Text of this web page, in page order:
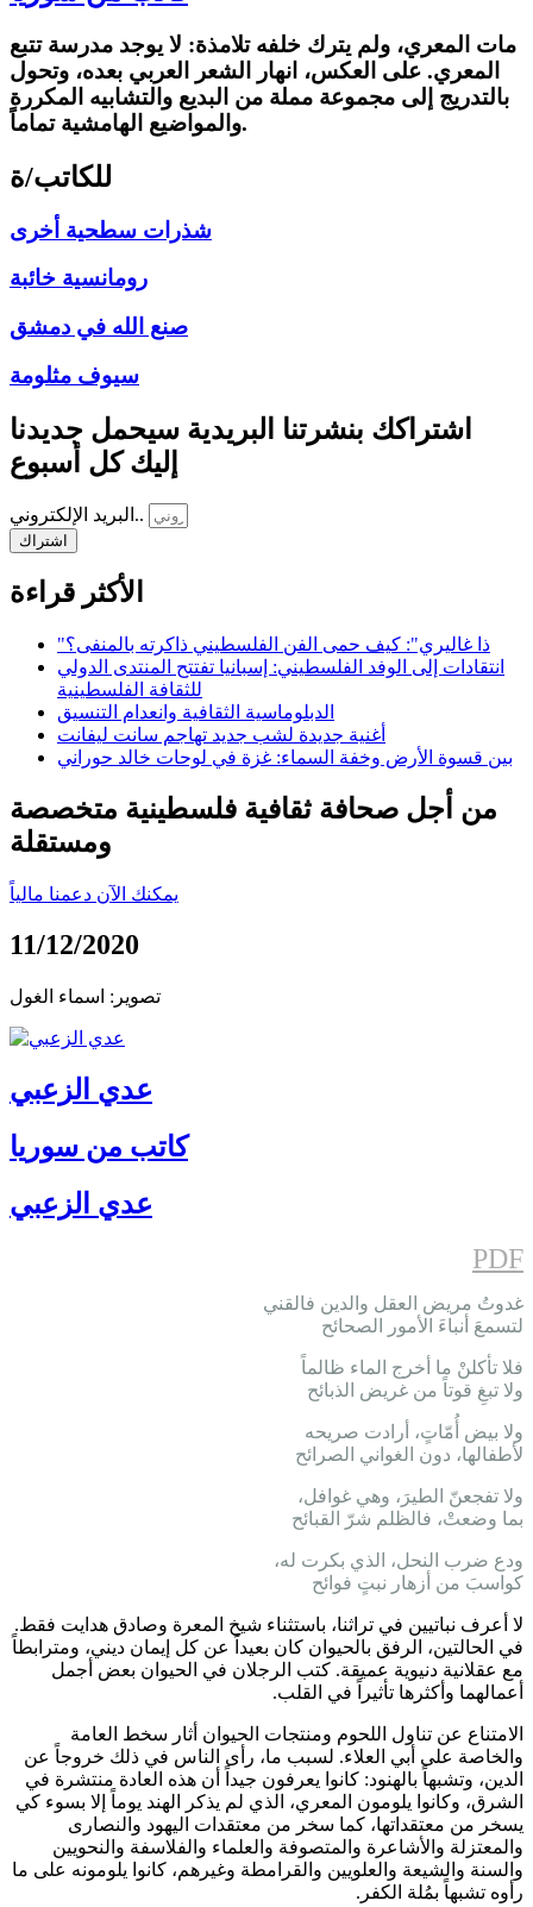
مات المعري، ولم يترك خلفه تلامذة: لا يوجد مدرسة تتبع
المعري. على العكس، انهار الشعر العربي بعده، وتحول
بالتدريج إلى مجموعة مملة من البديع والتشابيه المكررة
والمواضيع الهامشية تماماً.
للكاتب/ة
شذرات سطحية أخرى
رومانسية خائبة
صنع الله في دمشق
سيوف مثلومة
اشتراكك بنشرتنا البريدية سيحمل جديدنا
إليك كل أسبوع
البريد الإلكتروني..
اشتراك
الأكثر قراءة
"ذا غاليري": كيف حمى الفن الفلسطيني ذاكرته بالمنفى؟
انتقادات إلى الوفد الفلسطيني: إسبانيا تفتتح المنتدى الدولي
للثقافة الفلسطينية
الدبلوماسية الثقافية وانعدام التنسيق
أغنية جديدة لشب جديد تهاجم سانت ليفانت
بين قسوة الأرض وخفة السماء: غزة في لوحات خالد حوراني
من أجل صحافة ثقافية فلسطينية متخصصة
ومستقلة
يمكنك الآن دعمنا مالياً
11/12/2020
تصوير: اسماء الغول
عدي الزعبي
كاتب من سوريا
عدي الزعبي
PDF
غدوتُ مريض العقل والدين فالقني
لتسمعَ أنباءَ الأمور الصحائح
فلا تأكلنْ ما أخرج الماء ظالماً
ولا تبغِ قوتاً من غريض الذبائح
ولا بيض أُمّاتٍ، أرادت صريحه
لأطفالها، دون الغواني الصرائح
ولا تفجعنّ الطيرَ، وهي غوافل،
بما وضعتْ، فالظلم شرّ القبائح
ودع ضرب النحل، الذي بكرت له،
كواسبَ من أزهار نبتٍ فوائح
لا أعرف نباتيين في تراثنا، باستثناء شيخ المعرة وصادق هدايت فقط.
في الحالتين، الرفق بالحيوان كان بعيداً عن كل إيمان ديني، ومترابطاً
مع عقلانية دنيوية عميقة. كتب الرجلان في الحيوان بعض أجمل
أعمالهما وأكثرها تأثيراً في القلب.
الامتناع عن تناول اللحوم ومنتجات الحيوان أثار سخط العامة
والخاصة على أبي العلاء. لسبب ما، رأى الناس في ذلك خروجاً عن
الدين، وتشبهاً بالهنود: كانوا يعرفون جيداً أن هذه العادة منتشرة في
الشرق، وكانوا يلومون المعري، الذي لم يذكر الهند يوماً إلا بسوء كي
يسخر من معتقداتها، كما سخر من معتقدات اليهود والنصارى
والمعتزلة والأشاعرة والمتصوفة والعلماء والفلاسفة والنحويين
والسنة والشيعة والعلويين والقرامطة وغيرهم، كانوا يلومونه على ما
رأوه تشبهاً بمُلة الكفر.